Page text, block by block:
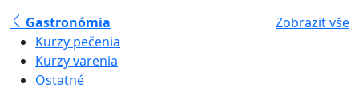
Gastronómia
Zobrazit vše
Kurzy pečenia
Kurzy varenia
Ostatné